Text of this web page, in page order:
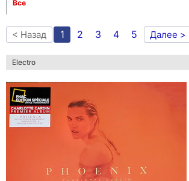
Все
< Назад 1 2 3 4 5 Далее >
Electro